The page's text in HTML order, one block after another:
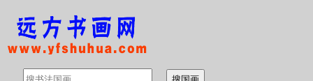
Skip
content